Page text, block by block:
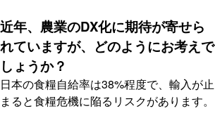
近年、農業のDX化に期待が寄せら
れていますが、どのようにお考えで
しょうか？
日本の食糧自給率は38%程度で、輸入が止
まると食糧危機に陥るリスクがあります。